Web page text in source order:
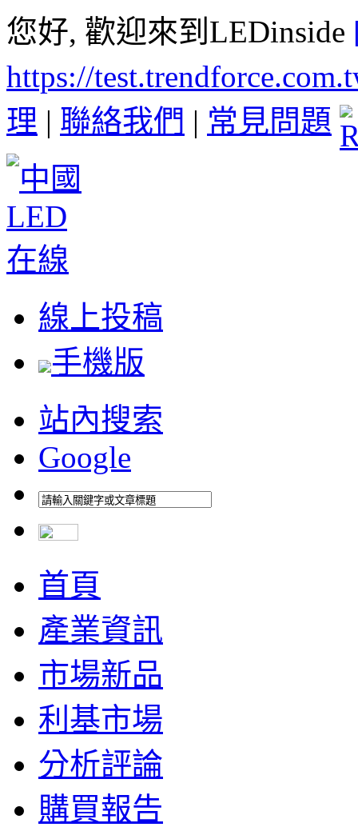
您好, 歡迎來到LEDinside
https://
理 | 聯絡我們 | 常見問題
線上投稿
手機版
站內搜索
Google
首頁
產業資訊
市場新品
利基市場
分析評論
購買報告